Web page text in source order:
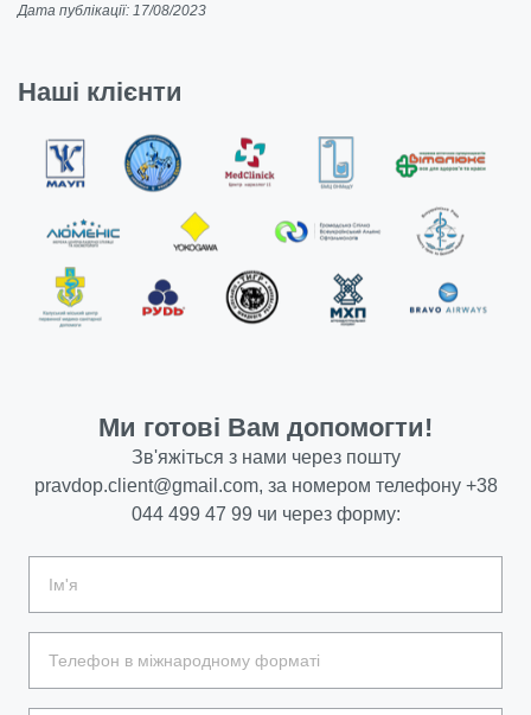
Дата публікації: 17/08/2023
Наші клієнти
Ми готові Вам допомогти!
Зв'яжіться з нами через пошту
pravdop.client@gmail.com, за номером телефону +38
044 499 47 99 чи через форму: